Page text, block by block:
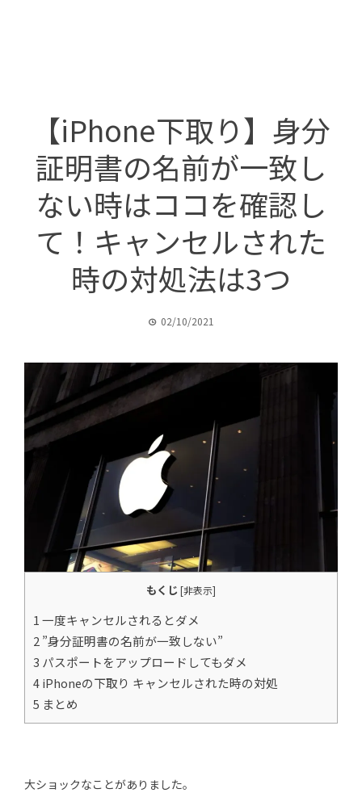
【iPhone下取り】身分
証明書の名前が一致し
ない時はココを確認し
て！キャンセルされた
時の対処法は3つ
02/10/2021
もくじ [非表示]
1 一度キャンセルされるとダメ
2 ”身分証明書の名前が一致しない”
3 パスポートをアップロードしてもダメ
4 iPhoneの下取り キャンセルされた時の対処
5 まとめ
大ショックなことがありました。